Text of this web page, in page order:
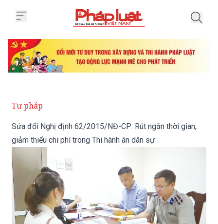
Tư pháp
Sửa đổi Nghị định 62/2015/NĐ-CP: Rút ngắn thời gian,
giảm thiểu chi phí trong Thi hành án dân sự